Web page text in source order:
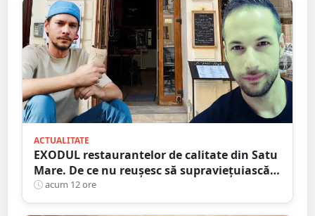
ACTUALITATE
EXODUL restaurantelor de calitate din Satu
Mare. De ce nu reușesc să supraviețuiască
localurile cu adevărat speciale?
acum 12 ore